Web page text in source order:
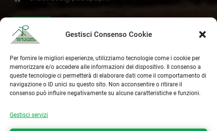
Gestisci Consenso Cookie
Per fornire le migliori esperienze, utilizziamo tecnologie come i cookie per
memorizzare e/o accedere alle informazioni del dispositivo. Il consenso a
queste tecnologie ci permetterà di elaborare dati come il comportamento di
navigazione o ID unici su questo sito. Non acconsentire o ritirare il
consenso può influire negativamente su alcune caratteristiche e funzioni.
Gestisci servizi
Cookie Policy
Privacy Policy